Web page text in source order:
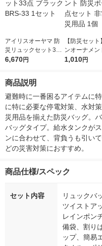
アイリスオーヤマ 防
災リュックセット33
点 ブラック BRS-33 1
6,670円
【防災セッ
ンオーナメン
ポーチ6点セ
1,010円
商品説明
避難時に一番困るアイテムに
に特に必要な停電対策、水対
災用品を揃えた防災バッグ。
バッグタイプ。給水タンクが
ンに合わせて、背負うも引い
どの災害対策におすすめ。
商品仕様/スペック
セット内容
リュックバ
ツイストア
レインポン
備袋、割り
ップ、簡易